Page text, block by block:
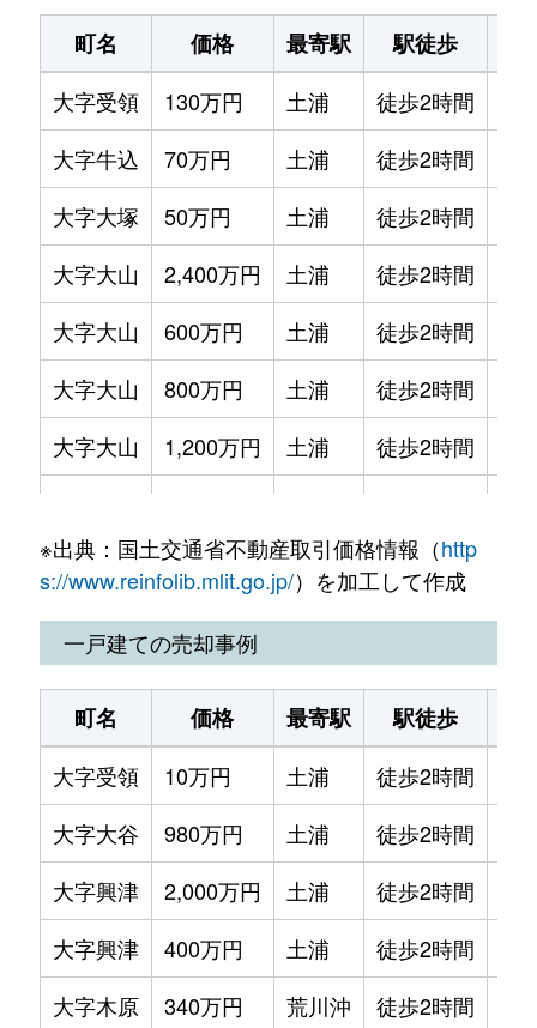
町名 価格 最寄駅 駅徒歩
大字受領
130万円 土浦 徒歩2時間
大字牛込
70万円 土浦 徒歩2時間
大字大塚
50万円 土浦 徒歩2時間
大字大山
2,400万円 土浦 徒歩2時間
大字大山
600万円 土浦 徒歩2時間
大字大山
800万円 土浦 徒歩2時間
大字大山
1,200万円 土浦 徒歩2時間
大字信太
85万円 土浦 徒歩2時間
大字土屋
500万円 土浦 徒歩2時間
大字根火
100万円 土浦 徒歩2時間
大字布佐
260万円 土浦 徒歩2時間
※出典：国土交通省不動産取引価格情報（http
s://www.reinfolib.mlit.go.jp/）を加工して作成
一戸建ての売却事例
町名 価格 最寄駅 駅徒歩
大字受領
10万円 土浦 徒歩2時間
大字大谷
980万円 土浦 徒歩2時間
大字興津
2,000万円 土浦 徒歩2時間
大字興津
400万円 土浦 徒歩2時間
大字木原
340万円 荒川沖 徒歩2時間